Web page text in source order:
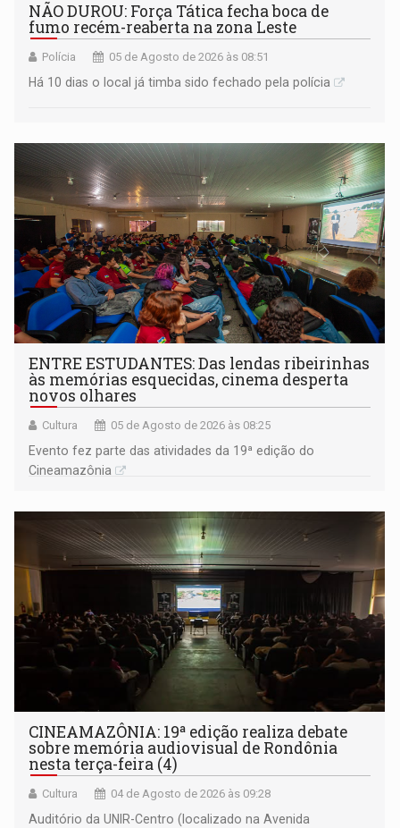
NÃO DUROU: Força Tática fecha boca de
fumo recém-reaberta na zona Leste
Polícia 05 de Agosto de 2026 às 08:51
Há 10 dias o local já timba sido fechado pela polícia
ENTRE ESTUDANTES: Das lendas ribeirinhas
às memórias esquecidas, cinema desperta
novos olhares
Cultura 05 de Agosto de 2026 às 08:25
Evento fez parte das atividades da 19ª edição do
Cineamazônia
CINEAMAZÔNIA: 19ª edição realiza debate
sobre memória audiovisual de Rondônia
nesta terça-feira (4)
Cultura 04 de Agosto de 2026 às 09:28
Auditório da UNIR-Centro (localizado na Avenida